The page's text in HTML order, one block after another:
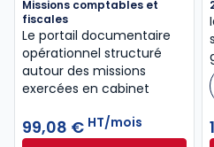
Missions comptables et
fiscales
Le portail documentaire
opérationnel structuré
autour des missions
exercées en cabinet
99,08 € HT/mois